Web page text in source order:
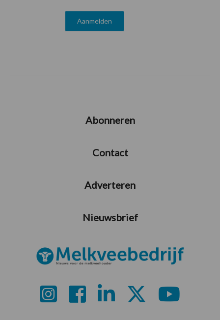
Abonneren
Contact
Adverteren
Nieuwsbrief